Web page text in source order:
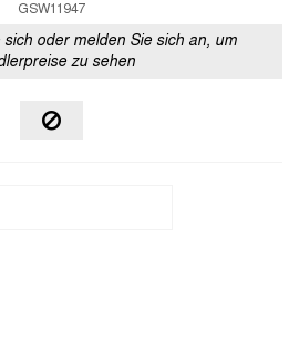
GSW11947
sich oder melden Sie sich an, um
zu sehen